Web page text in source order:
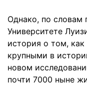
Однако, по словам
Университете
история о том,
крупными в
новом
почти 7000 ныне